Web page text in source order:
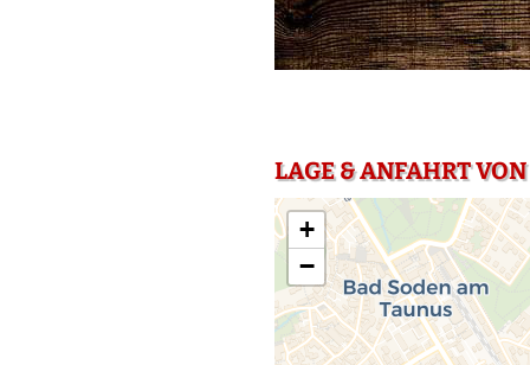
LAGE & ANFAHRT
+
−